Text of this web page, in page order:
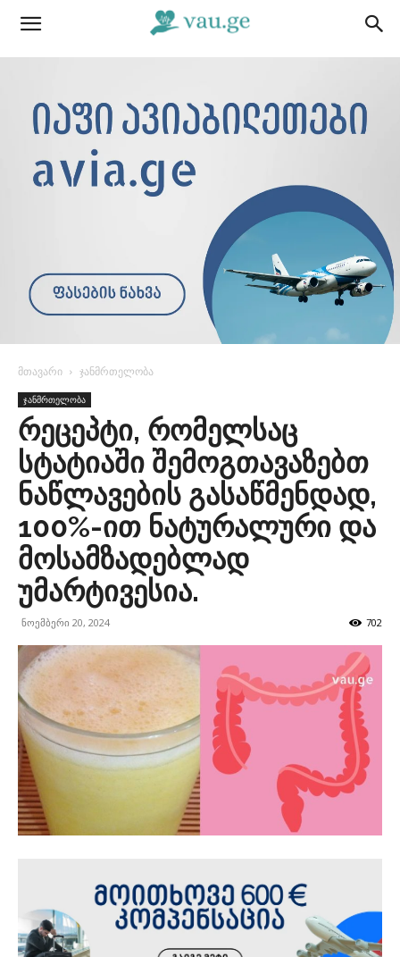
მთავარი ჯანმრთელობა
ჯანმრთელობა
რეცეპტი, რომელსაც
სტატიაში შემოგთავაზებთ
ნაწლავების გასაწმენდად,
100%-ით ნატურალური და
მოსამზადებლად
უმარტივესია.
ნოემბერი 20, 2024 702